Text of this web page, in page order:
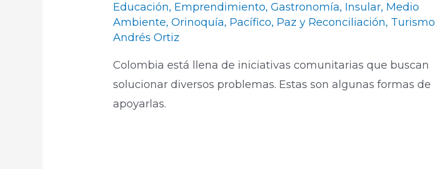
Educación, Emprendimiento,Gastronomía, Insular, Medio
Ambiente,Orinoquía, Pacífico, Paz y Reconciliación, Turismo
Andrés Ortiz
Colombia está llena de iniciativas comunitarias que buscan
solucionar diversos problemas. Estas son algunas formas de
apoyarlas.